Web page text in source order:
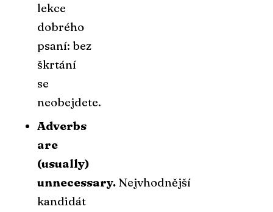
lekce
dobrého
psaní: bez
škrtání
se
neobejdete.
Adverbs
are
(usually)
unnecessary.Nejvhodnější
kandidát